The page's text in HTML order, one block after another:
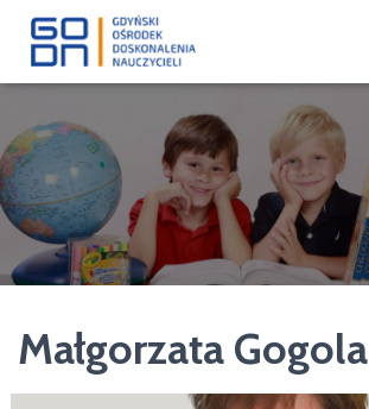
Małgorzata Gogola